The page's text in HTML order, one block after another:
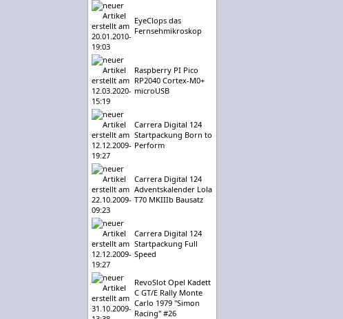
EyeClops das
Fernsehmikroskop
Raspberry PI Pico
RP2040 Cortex-M0+
microUSB
Carrera Digital 124
Startpackung Born to
Perform
Carrera Digital 124
Adventskalender Lola
T70 MKIIIb Bausatz
Carrera Digital 124
Startpackung Full
Speed
RevoSlot Opel Kadett
C GT/E Rally Monte
Carlo 1979 "Simon
Racing" #26